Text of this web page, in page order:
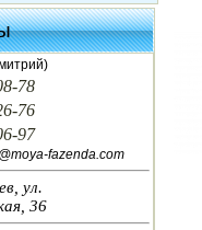
78
76
97
fazenda.com
ул.
36